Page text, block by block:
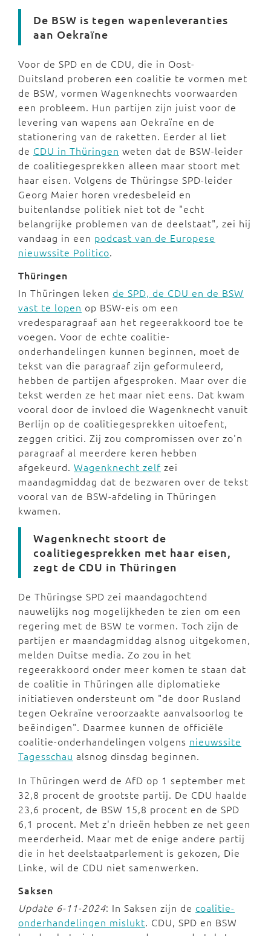
De BSW is tegen wapenleveranties
aan Oekraïne
Voor de SPD en de CDU, die in Oost-
Duitsland proberen een coalitie te vormen met
de BSW, vormen Wagenknechts voorwaarden
een probleem. Hun partijen zijn juist voor de
levering van wapens aan Oekraïne en de
stationering van de raketten. Eerder al liet
de CDU in Thüringen weten dat de BSW-leider
de coalitiegesprekken alleen maar stoort met
haar eisen. Volgens de Thüringse SPD-leider
Georg Maier horen vredesbeleid en
buitenlandse politiek niet tot de "echt
belangrijke problemen van de deelstaat", zei hij
vandaag in een podcast van de Europese
nieuwssite Politico.
Thüringen
In Thüringen leken de SPD, de CDU en de BSW
vast te lopen op BSW-eis om een
vredesparagraaf aan het regeerakkoord toe te
voegen. Voor de echte coalitie-
onderhandelingen kunnen beginnen, moet de
tekst van die paragraaf zijn geformuleerd,
hebben de partijen afgesproken. Maar over die
tekst werden ze het maar niet eens. Dat kwam
vooral door de invloed die Wagenknecht vanuit
Berlijn op de coalitiegesprekken uitoefent,
zeggen critici. Zij zou compromissen over zo'n
paragraaf al meerdere keren hebben
afgekeurd. Wagenknecht zelf zei
maandagmiddag dat de bezwaren over de tekst
vooral van de BSW-afdeling in Thüringen
kwamen.
Wagenknecht stoort de
coalitiegesprekken met haar eisen,
zegt de CDU in Thüringen
De Thüringse SPD zei maandagochtend
nauwelijks nog mogelijkheden te zien om een
regering met de BSW te vormen. Toch zijn de
partijen er maandagmiddag alsnog uitgekomen,
melden Duitse media. Zo zou in het
regeerakkoord onder meer komen te staan dat
de coalitie in Thüringen alle diplomatieke
initiatieven ondersteunt om "de door Rusland
tegen Oekraïne veroorzaakte aanvalsoorlog te
beëindigen". Daarmee kunnen de officiële
coalitie-onderhandelingen volgens nieuwssite
Tagesschau alsnog dinsdag beginnen.
In Thüringen werd de AfD op 1 september met
32,8 procent de grootste partij. De CDU haalde
23,6 procent, de BSW 15,8 procent en de SPD
6,1 procent. Met z'n drieën hebben ze net geen
meerderheid. Maar met de enige andere partij
die in het deelstaatparlement is gekozen, Die
Linke, wil de CDU niet samenwerken.
Saksen
Update 6-11-2024: In Saksen zijn de coalitie-
onderhandelingen mislukt. CDU, SPD en BSW